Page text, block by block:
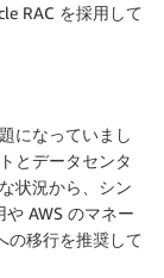
RAC を採用して
になっていまし
とデータセンタ
状況から、シン
AWS のマネー
の移行を推奨して